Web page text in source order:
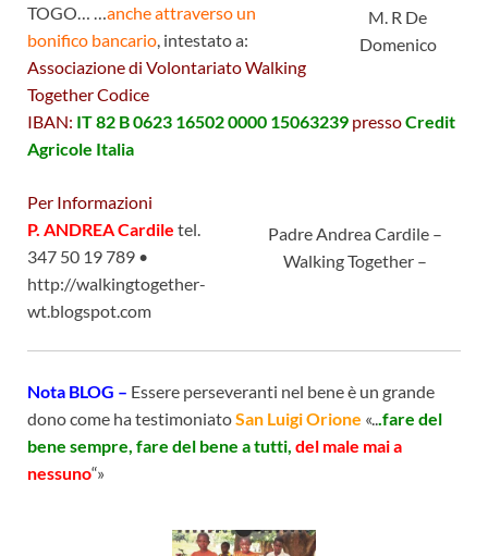
M. R De
Domenico
TOGO… … anche attraverso un
bonifico bancario , intestato a:
Associazione di Volontariato Walking
Together Codice
IBAN: IT 82 B 0623 16502 0000 15063239 pressoCredit
Agricole Italia
Padre Andrea Cardile –
Walking Together –
Per Informazioni
P. ANDREA Cardile tel.
347 50 19 789 •
http://walkingtogether-
wt.blogspot.com
Nota BLOG – Essere perseveranti nel bene è un grande
dono come ha testimoniatoSan Luigi Orione «.. .fare del
bene sempre, fare del bene a tutti, del male mai a
nessuno“»